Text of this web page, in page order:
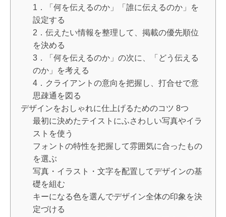
1．「何を伝えるのか」「誰に伝えるのか」を
設定する
2．伝えたい情報を整理して、掲載の優先順位
を決める
3．「何を伝えるのか」の次に、「どう伝える
のか」を考える
4．クライアントの意向を把握し、打合せで意
思疎通を図る
デザインをおしゃれに仕上げるためのコツ 8つ
最初に決めたテイストにふさわしい写真やイラ
ストを使う
フォントの特性を把握して雰囲気に合ったもの
を選ぶ
写真・イラスト・文字を配置してデザインの基
礎を組む
キーになる色を選んでデザイン全体の印象を決
定づける